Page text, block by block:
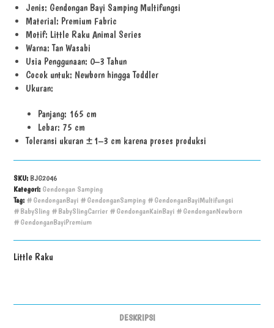
Jenis: Gendongan Bayi Samping Multifungsi
Material: Premium Fabric
Motif: Little Raku Animal Series
Warna: Tan Wasabi
Usia Penggunaan: 0–3 Tahun
Cocok untuk: Newborn hingga Toddler
Ukuran:
Panjang: 165 cm
Lebar: 75 cm
Toleransi ukuran ±1–3 cm karena proses produksi
SKU: BJG2046
Kategori: Gendongan Samping
Tag: #GendonganBayi #GendonganSamping #GendonganBayiMultifungsi
#BabySling #BabySlingCarrier #GendonganKainBayi #GendonganNewborn
#GendonganBayiPremium
Little Raku
DESKRIPSI